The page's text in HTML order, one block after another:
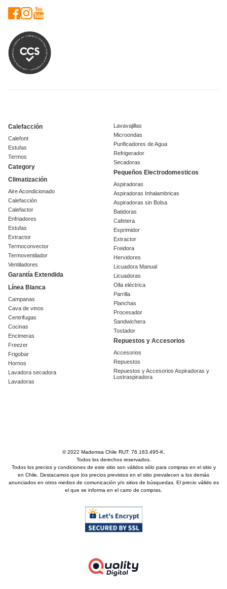
Calefacción
Calefont
Estufas
Termos
Category
Climatización
Aire Acondicionado
Calefacción
Calefactor
Enfriadores
Estufas
Extractor
Termoconvector
Termoventilador
Ventiladores
Garantía Extendida
Línea Blanca
Campanas
Cava de vinos
Centrifugas
Cocinas
Encimeras
Freezer
Frigobar
Hornos
Lavadora secadora
Lavadoras
Lavavajillas
Microondas
Purificadores de Agua
Refrigerador
Secadoras
Pequeños Electrodomesticos
Aspiradoras
Aspiradoras Inhalambricas
Aspiradoras sin Bolsa
Batidoras
Cafetera
Exprimidor
Extractor
Freidora
Hervidores
Licuadora Manual
Licuadoras
Olla eléctrica
Parrilla
Planchas
Procesador
Sandwichera
Tostador
Repuestos y Accesorios
Accesorios
Repuestos
Repuestos y Accesorios Aspiradoras y
Lustraspiradora
© 2022 Mademsa Chile RUT: 76.163.495-K.
Todos los derechos reservados.
Todos los precios y condiciones de este sitio son válidos sólo para compras en el sitio y
en Chile. Destacamos que los precios previstos en el sitio prevalecen a los demás
anunciados en otros medios de comunicación y/o sitios de búsquedas. El precio válido es
el que se informa en el carro de compras.